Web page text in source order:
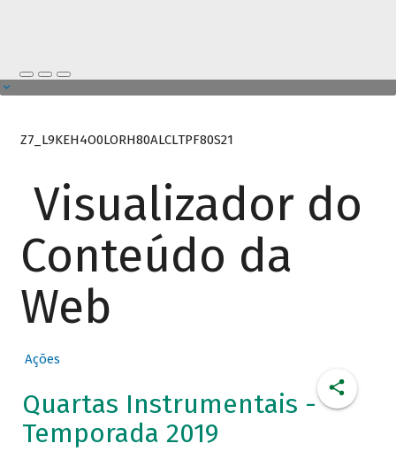
Z7_L9KEH4O0LORH80ALCLTPF80S21
Visualizador do
Conteúdo da
Web
Ações
Quartas Instrumentais -
Temporada 2019